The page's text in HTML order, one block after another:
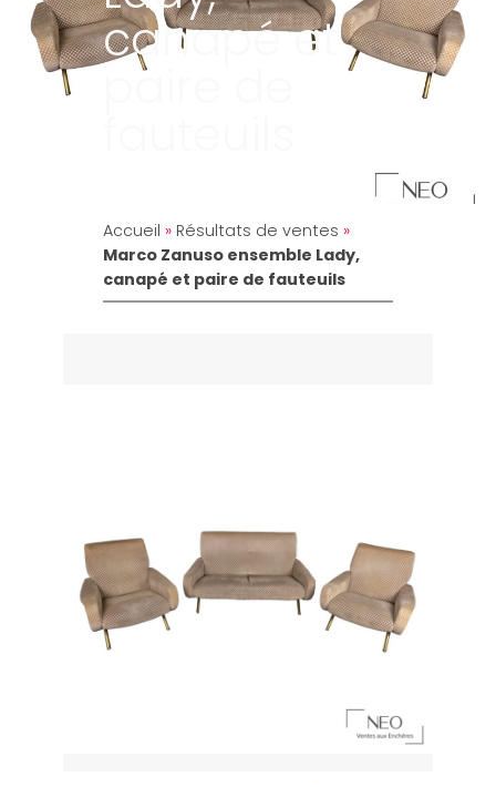
canapé et
paire de
Accueil » Résultats de ventes »
Marco Zanuso ensemble Lady,
canapé et paire de fauteuils